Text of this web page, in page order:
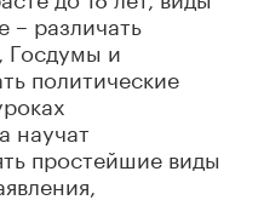
различать
Госдумы и
политические
научат
простейшие виды